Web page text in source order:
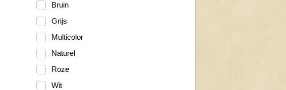
Bruin
Grijs
Multicolor
Naturel
Roze
Wit